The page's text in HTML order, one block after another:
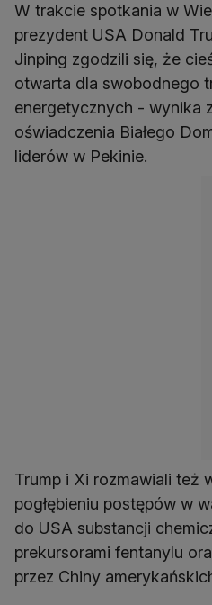
W trakcie spotkania w
prezydent USA Donald
Jinping zgodzili się, że
otwarta dla swobodnego
energetycznych - wynika
oświadczenia Białego
liderów w Pekinie.
Trump i Xi rozmawiali też
pogłębieniu postępów w
do USA substancji
prekursorami fentanylu
przez Chiny